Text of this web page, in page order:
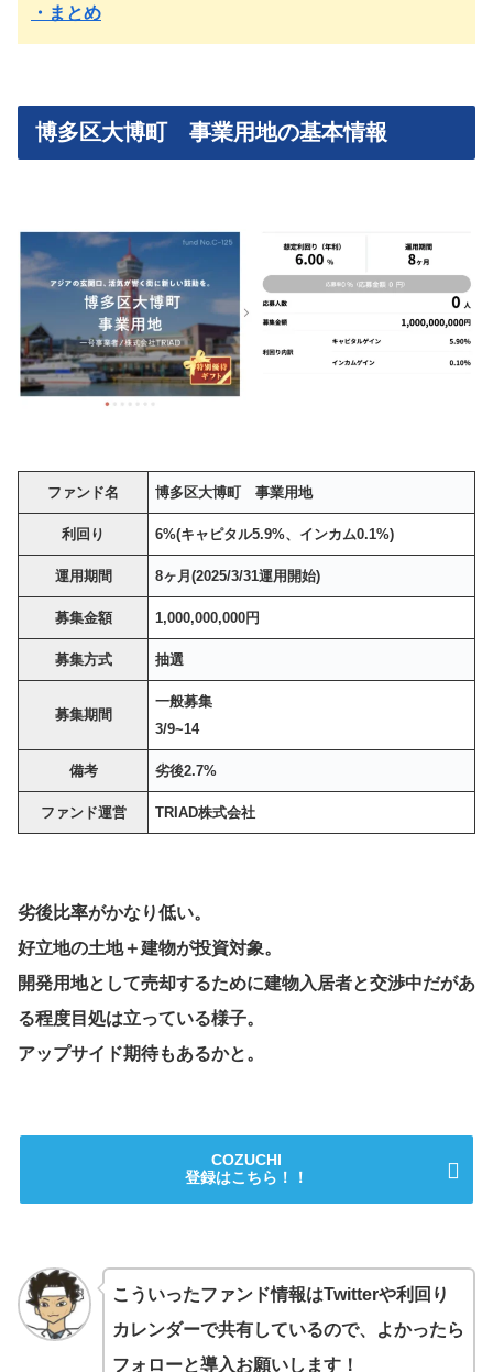
・まとめ
博多区大博町 事業用地の基本情報
ファンド名 博多区大博町 事業用地
利回り 6%(キャピタル5.9%、インカム0.1%)
運用期間 8ヶ月(2025/3/31運用開始)
募集金額 1,000,000,000円
募集方式 抽選
募集期間
一般募集
3/9~14
備考 劣後2.7%
ファンド運営 TRIAD株式会社
劣後比率がかなり低い。
好立地の土地＋建物が投資対象。
開発用地として売却するために建物入居者と交渉中だがあ
る程度目処は立っている様子。
アップサイド期待もあるかと。
COZUCHI
登録はこちら！！
こういったファンド情報はTwitterや利回り
カレンダーで共有しているので、よかったら
フォローと導入お願いします！